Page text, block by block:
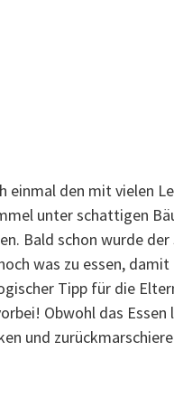
den mit vielen
unter schattigen
Bald schon wurde
was zu essen,
Tipp für die
Obwohl das
und